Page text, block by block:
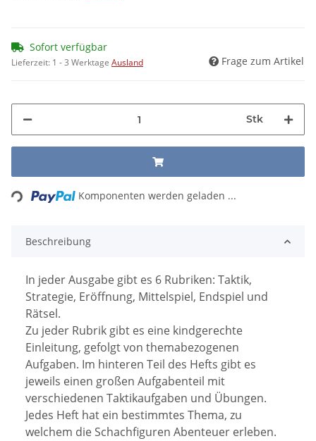
Sofort verfügbar
Lieferzeit: 1 - 3 Werktage Ausland Frage zum Artikel
Stk
Loading... Komponenten werden geladen ...
Beschreibung
In jeder Ausgabe gibt es 6 Rubriken: Taktik,
Strategie, Eröffnung, Mittelspiel, Endspiel und
Rätsel.
Zu jeder Rubrik gibt es eine kindgerechte
Einleitung, gefolgt von themabezogenen
Aufgaben. Im hinteren Teil des Hefts gibt es
jeweils einen großen Aufgabenteil mit
verschiedenen Taktikaufgaben und Übungen.
Jedes Heft hat ein bestimmtes Thema, zu
welchem die Schachfiguren Abenteuer erleben.